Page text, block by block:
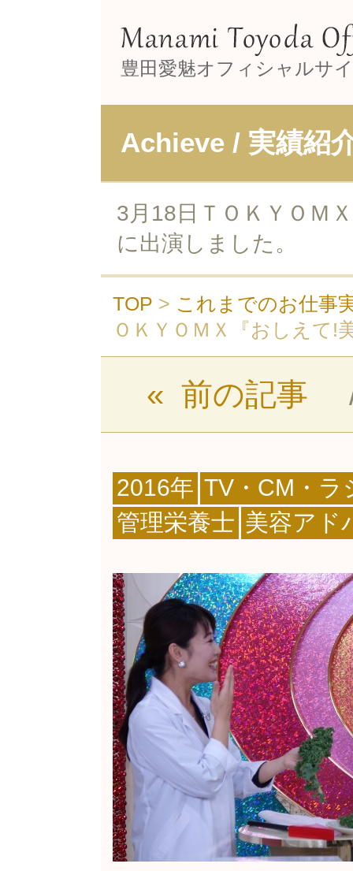
豊田愛魅オフィシャルサ
Achieve / 実績紹
3月18日ＴＯＫＹＯＭ
に出演しました。
TOP > これまでのお仕事
ＯＫＹＯＭＸ『おしえて!
« 前の記事
2016年 TV・CM・ラ
管理栄養士 美容アド